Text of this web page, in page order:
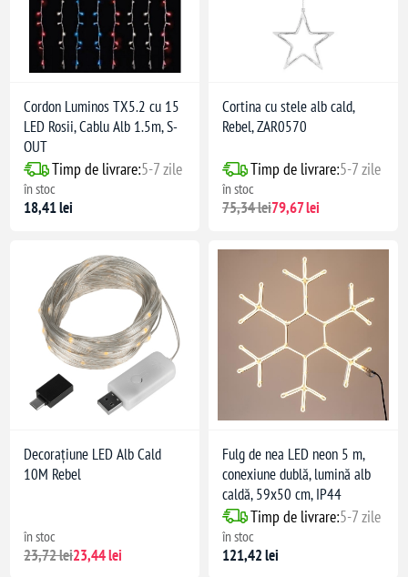
Cordon Luminos TX5.2 cu 15
LED Rosii, Cablu Alb 1.5m, S-
OUT
Timp de livrare:5-7 zile
în stoc
18,41 lei
Cortina cu stele alb cald,
Rebel, ZAR0570
Timp de livrare:5-7 zile
în stoc
75,34 lei79,67 lei
Decorațiune LED Alb Cald
10M Rebel
în stoc
23,72 lei23,44 lei
Fulg de nea LED neon 5 m,
conexiune dublă, lumină alb
caldă, 59x50 cm, IP44
Timp de livrare:5-7 zile
în stoc
121,42 lei